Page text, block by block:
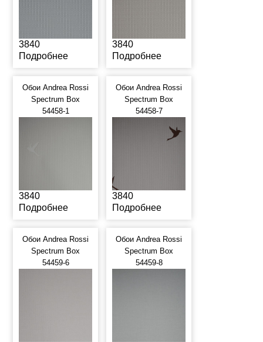
3840
Подробнее
3840
Подробнее
Обои Andrea Rossi
Spectrum Box
54458-1
3840
Подробнее
Обои Andrea Rossi
Spectrum Box
54458-7
3840
Подробнее
Обои Andrea Rossi
Spectrum Box
54459-6
Обои Andrea Rossi
Spectrum Box
54459-8